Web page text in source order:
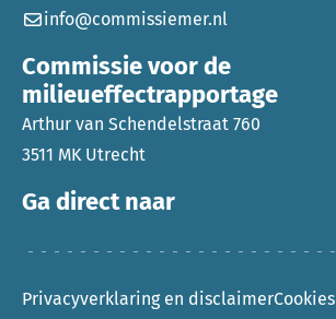
Ga direct naar
info@commissiemer.nl
Commissie voor de
milieueffectrapportage
Arthur van Schendelstraat 760
3511 MK Utrecht
Privacyverklaring en disclaimerCookies